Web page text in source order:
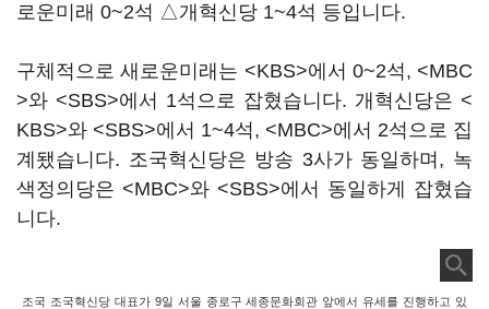
로운미래 0~2석 △개혁신당 1~4석 등입니다.
구체적으로 새로운미래는 <KBS>에서 0~2석, <MBC
>와 <SBS>에서 1석으로 잡혔습니다. 개혁신당은 <
KBS>와 <SBS>에서 1~4석, <MBC>에서 2석으로 집
계됐습니다. 조국혁신당은 방송 3사가 동일하며, 녹
색정의당은 <MBC>와 <SBS>에서 동일하게 잡혔습
니다.
조국 조국혁신당 대표가 9일 서울 종로구 세종문화회관 앞에서 유세를 진행하고 있